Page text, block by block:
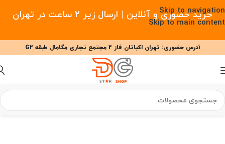
Skip to navigation
Skip to main content
خرید حضوری و آنلاین | ارسال زیر 2 ساعت در تهران
09377477910 - 09127708341 علیزاده
آدرس حضوری: تهران اکباتان فاز 2 مجتمع تجاری مگامال طبقه G2
خانه/خانه هوشمند/شیشه پاک کن رباتیک